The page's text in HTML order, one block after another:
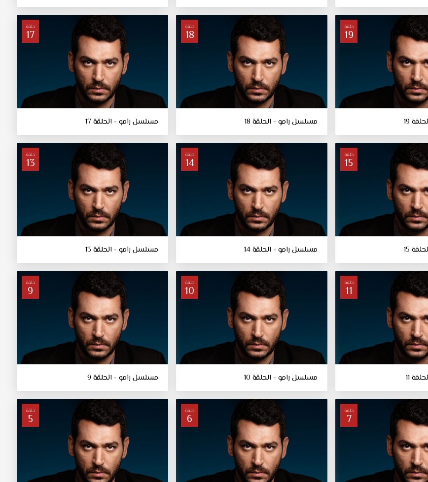
حلقة
19
19
حلقة
18
مسلسل رامو - الحلقة 18
حلقة
17
مسلسل رامو - الحلقة 17
حلقة
15
15
حلقة
14
مسلسل رامو - الحلقة 14
حلقة
13
مسلسل رامو - الحلقة 13
حلقة
11
11
حلقة
10
مسلسل رامو - الحلقة 10
حلقة
9
مسلسل رامو - الحلقة 9
حلقة
7
حلقة
6
حلقة
5